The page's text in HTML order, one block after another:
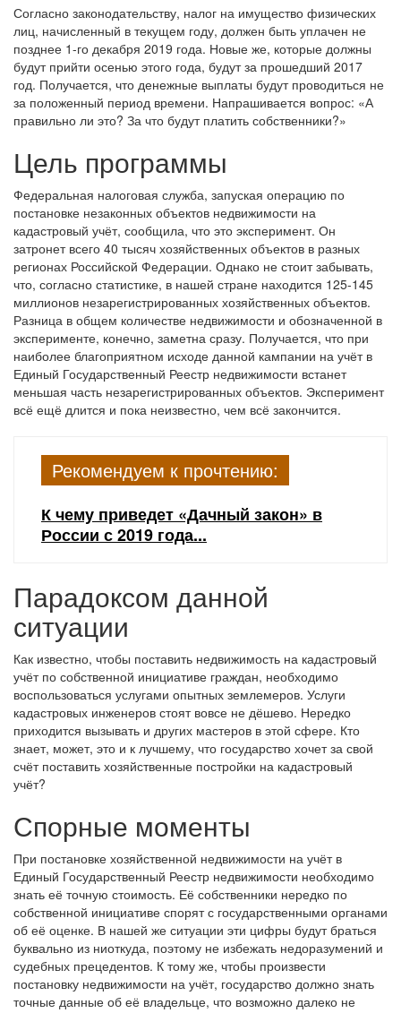
Согласно законодательству, налог на имущество физических
лиц, начисленный в текущем году, должен быть уплачен не
позднее 1-го декабря 2019 года. Новые же, которые должны
будут прийти осенью этого года, будут за прошедший 2017
год. Получается, что денежные выплаты будут проводиться не
за положенный период времени. Напрашивается вопрос: «А
правильно ли это? За что будут платить собственники?»
Цель программы
Федеральная налоговая служба, запуская операцию по
постановке незаконных объектов недвижимости на
кадастровый учёт, сообщила, что это эксперимент. Он
затронет всего 40 тысяч хозяйственных объектов в разных
регионах Российской Федерации. Однако не стоит забывать,
что, согласно статистике, в нашей стране находится 125-145
миллионов незарегистрированных хозяйственных объектов.
Разница в общем количестве недвижимости и обозначенной в
эксперименте, конечно, заметна сразу. Получается, что при
наиболее благоприятном исходе данной кампании на учёт в
Единый Государственный Реестр недвижимости встанет
меньшая часть незарегистрированных объектов. Эксперимент
всё ещё длится и пока неизвестно, чем всё закончится.
Рекомендуем к прочтению:
К чему приведет «Дачный закон» в
России с 2019 года...
Парадоксом данной
ситуации
Как известно, чтобы поставить недвижимость на кадастровый
учёт по собственной инициативе граждан, необходимо
воспользоваться услугами опытных землемеров. Услуги
кадастровых инженеров стоят вовсе не дёшево. Нередко
приходится вызывать и других мастеров в этой сфере. Кто
знает, может, это и к лучшему, что государство хочет за свой
счёт поставить хозяйственные постройки на кадастровый
учёт?
Спорные моменты
При постановке хозяйственной недвижимости на учёт в
Единый Государственный Реестр недвижимости необходимо
знать её точную стоимость. Её собственники нередко по
собственной инициативе спорят с государственными органами
об её оценке. В нашей же ситуации эти цифры будут браться
буквально из ниоткуда, поэтому не избежать недоразумений и
судебных прецедентов. К тому же, чтобы произвести
постановку недвижимости на учёт, государство должно знать
точные данные об её владельце, что возможно далеко не